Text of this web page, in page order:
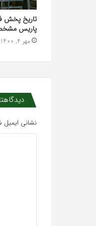
تاریخ پخش
پاریس
مهر 4, 1400
نشانی